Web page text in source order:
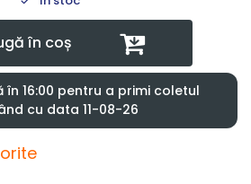
în coș
în 16:00 pentru a primi coletul
cu data 11-08-26